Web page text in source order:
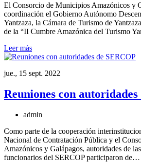
El Consorcio de Municipios Amazónicos y
coordinación el Gobierno Autónomo
Yantzaza, la Cámara de Turismo de
de la “II Cumbre Amazónica del Turismo
Leer más
jue., 15 sept. 2022
Reuniones con autoridades
admin
Como parte de la cooperación
Nacional de Contratación Pública y el
Amazónicos y Galápagos, autoridades de
funcionarios del SERCOP participaron de…